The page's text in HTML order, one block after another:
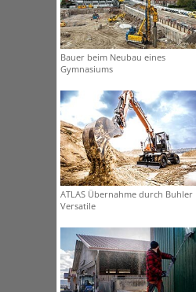
Bauer beim Neubau eines
Gymnasiums
ATLAS Übernahme durch Buhler
Versatile